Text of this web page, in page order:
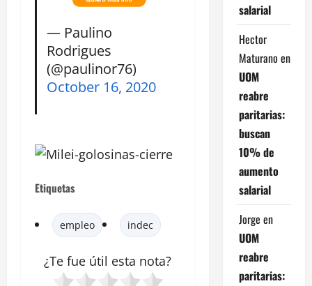
— Paulino
Rodrigues
(@paulinor76)
October 16, 2020
Etiquetas
empleo indec
¿Te fue útil esta nota?
salarial
Hector
Maturano en
UOM
reabre
paritarias:
buscan
10% de
aumento
salarial
Jorge en
UOM
reabre
paritarias: